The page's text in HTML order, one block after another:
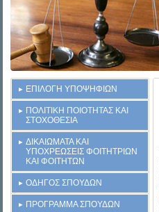
ΕΠΙΛΟΓΗ ΥΠΟΨΗΦΙΩΝ
ΠΟΛΙΤΙΚΗ ΠΟΙΟΤΗΤΑΣ ΚΑΙ
ΣΤΟΧΟΘΕΣΙΑ
ΔΙΚΑΙΩΜΑΤΑ ΚΑΙ
ΥΠΟΧΡΕΩΣΕΙΣ ΦΟΙΤΗΤΡΙΩΝ
ΚΑΙ ΦΟΙΤΗΤΩΝ
ΟΔΗΓΟΣ ΣΠΟΥΔΩΝ
ΠΡΟΓΡΑΜΜΑ ΣΠΟΥΔΩΝ